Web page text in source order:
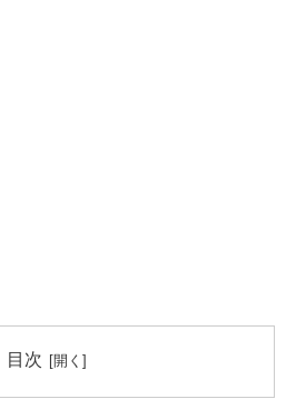
目次